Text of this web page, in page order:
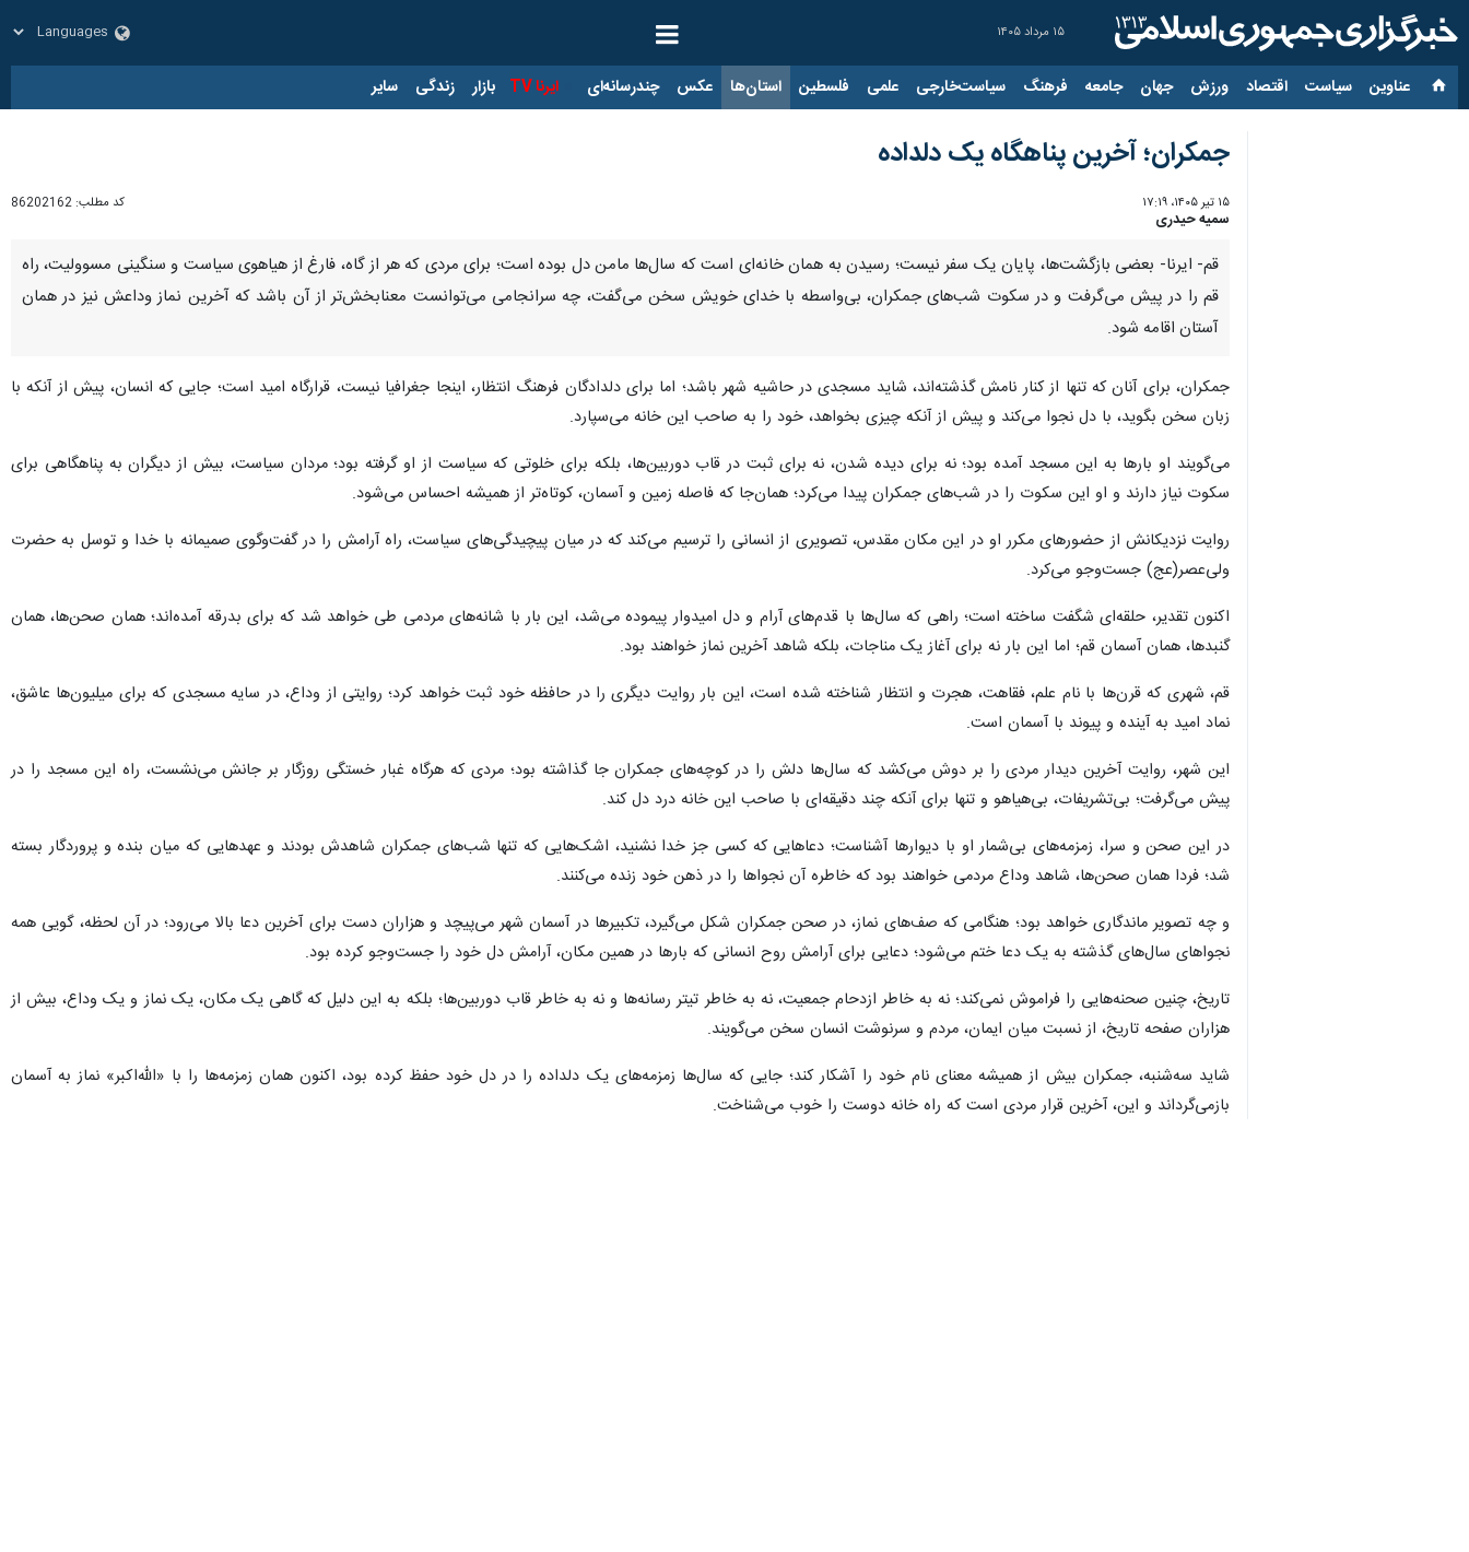
۱۵ مرداد ۱۴۰۵
عناوین‌ سیاست اقتصاد ورزش جهان جامعه فرهنگ سیاست‌خارجی علمی فلسطین استان‌ها عکس چندرسانه‌ای ایرنا TV بازار زندگی سایر
جمکران؛ آخرین پناهگاه یک دلداده
۱۵ تیر ۱۴۰۵، ۱۷:۱۹ کد مطلب: 86202162
سمیه حیدری
قم- ایرنا- بعضی بازگشت‌ها، پایان یک سفر نیست؛ رسیدن به همان خانه‌ای است که سال‌ها مامن دل بوده است؛ برای مردی که هر از گاه، فارغ از هیاهوی سیاست و سنگینی مسوولیت، راه
قم را در پیش می‌گرفت و در سکوت شب‌های جمکران، بی‌واسطه با خدای خویش سخن می‌گفت، چه سرانجامی می‌توانست معنابخش‌تر از آن باشد که آخرین نماز وداعش نیز در همان
آستان اقامه شود.
جمکران، برای آنان که تنها از کنار نامش گذشته‌اند، شاید مسجدی در حاشیه شهر باشد؛ اما برای دلدادگان فرهنگ انتظار، اینجا جغرافیا نیست، قرارگاه امید است؛ جایی که انسان، پیش از آنکه با
زبان سخن بگوید، با دل نجوا می‌کند و پیش از آنکه چیزی بخواهد، خود را به صاحب این خانه می‌سپارد.
می‌گویند او بارها به این مسجد آمده بود؛ نه برای دیده شدن، نه برای ثبت در قاب دوربین‌ها، بلکه برای خلوتی که سیاست از او گرفته بود؛ مردان سیاست، بیش از دیگران به پناهگاهی برای
سکوت نیاز دارند و او این سکوت را در شب‌های جمکران پیدا می‌کرد؛ همان‌جا که فاصله زمین و آسمان، کوتاه‌تر از همیشه احساس می‌شود.
روایت نزدیکانش از حضورهای مکرر او در این مکان مقدس، تصویری از انسانی را ترسیم می‌کند که در میان پیچیدگی‌های سیاست، راه آرامش را در گفت‌وگوی صمیمانه با خدا و توسل به حضرت
ولی‌عصر(عج) جست‌وجو می‌کرد.
اکنون تقدیر، حلقه‌ای شگفت ساخته است؛ راهی که سال‌ها با قدم‌های آرام و دل امیدوار پیموده می‌شد، این بار با شانه‌های مردمی طی خواهد شد که برای بدرقه آمده‌اند؛ همان صحن‌ها، همان
گنبدها، همان آسمان قم؛ اما این بار نه برای آغاز یک مناجات، بلکه شاهد آخرین نماز خواهند بود.
قم، شهری که قرن‌ها با نام علم، فقاهت، هجرت و انتظار شناخته شده است، این بار روایت دیگری را در حافظه خود ثبت خواهد کرد؛ روایتی از وداع، در سایه مسجدی که برای میلیون‌ها عاشق،
نماد امید به آینده و پیوند با آسمان است.
این شهر، روایت آخرین دیدار مردی را بر دوش می‌کشد که سال‌ها دلش را در کوچه‌های جمکران جا گذاشته بود؛ مردی که هرگاه غبار خستگی روزگار بر جانش می‌نشست، راه این مسجد را در
پیش می‌گرفت؛ بی‌تشریفات، بی‌هیاهو و تنها برای آنکه چند دقیقه‌ای با صاحب این خانه درد دل کند.
در این صحن و سرا، زمزمه‌های بی‌شمار او با دیوارها آشناست؛ دعاهایی که کسی جز خدا نشنید، اشک‌هایی که تنها شب‌های جمکران شاهدش بودند و عهدهایی که میان بنده و پروردگار بسته
شد؛ فردا همان صحن‌ها، شاهد وداع مردمی خواهند بود که خاطره آن نجواها را در ذهن خود زنده می‌کنند.
و چه تصویر ماندگاری خواهد بود؛ هنگامی که صف‌های نماز، در صحن جمکران شکل می‌گیرد، تکبیرها در آسمان شهر می‌پیچد و هزاران دست برای آخرین دعا بالا می‌رود؛ در آن لحظه، گویی همه
نجواهای سال‌های گذشته به یک دعا ختم می‌شود؛ دعایی برای آرامش روح انسانی که بارها در همین مکان، آرامش دل خود را جست‌وجو کرده بود.
تاریخ، چنین صحنه‌هایی را فراموش نمی‌کند؛ نه به خاطر ازدحام جمعیت، نه به خاطر تیتر رسانه‌ها و نه به خاطر قاب دوربین‌ها؛ بلکه به این دلیل که گاهی یک مکان، یک نماز و یک وداع، بیش از
هزاران صفحه تاریخ، از نسبت میان ایمان، مردم و سرنوشت انسان سخن می‌گویند.
شاید سه‌شنبه، جمکران بیش از همیشه معنای نام خود را آشکار کند؛ جایی که سال‌ها زمزمه‌های یک دلداده را در دل خود حفظ کرده بود، اکنون همان زمزمه‌ها را با «الله‌اکبر» نماز به آسمان
بازمی‌گرداند و این، آخرین قرار مردی است که راه خانه دوست را خوب می‌شناخت.